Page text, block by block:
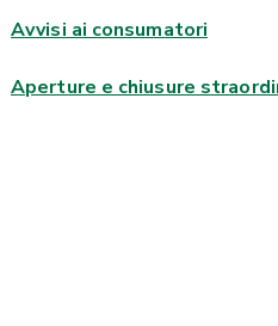
Avvisi ai consumatori
Aperture e chiusure